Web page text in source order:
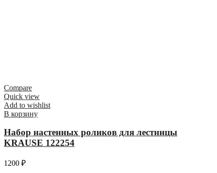
Compare
Quick view
Add to wishlist
В корзину
Набор настенных роликов для лестницы
KRAUSE 122254
1200 ₽